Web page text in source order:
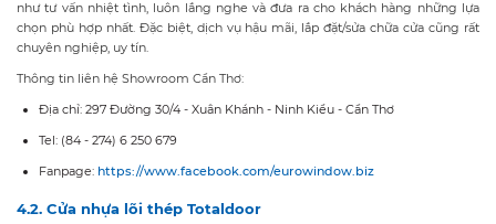
như tư vấn nhiệt tình, luôn lắng nghe và đưa ra cho khách hàng những lựa
chọn phù hợp nhất. Đặc biệt, dịch vụ hậu mãi, lắp đặt/sửa chữa cửa cũng rất
chuyên nghiệp, uy tín.
Thông tin liên hệ Showroom Cần Thơ:
Địa chỉ: 297 Đường 30/4 - Xuân Khánh - Ninh Kiều - Cần Thơ
Tel: (84 - 274) 6 250 679
Fanpage: https://www.facebook.com/eurowindow.biz
4.2. Cửa nhựa lõi thép Totaldoor